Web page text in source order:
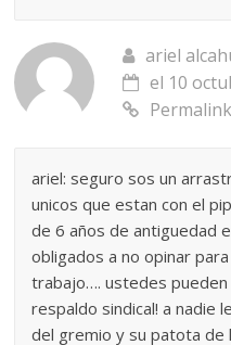
ariel
el 10
Permalink
ariel: seguro sos un
unicos que estan con el
de 6 años de antiguedad
obligados a no opinar
trabajo…. ustedes pueden
respaldo sindical! a nadie
del gremio y su patota de